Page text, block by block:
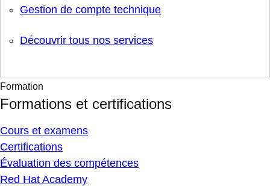
Gestion de compte technique
Découvrir tous nos services
Formation
Formations et certifications
Cours et examens
Certifications
Évaluation des compétences
Red Hat Academy